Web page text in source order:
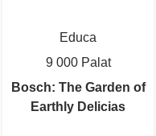
Educa
9 000 Palat
Bosch: The Garden of
Earthly Delicias